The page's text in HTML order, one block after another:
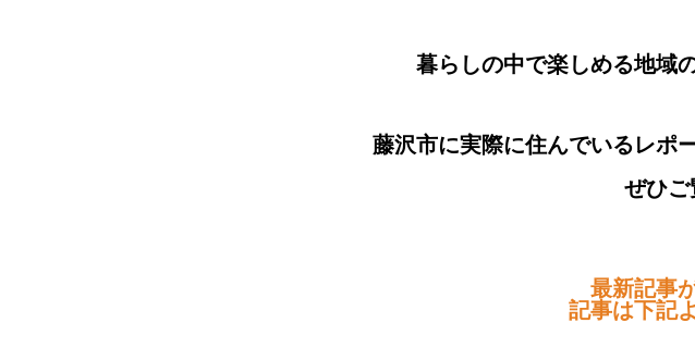
暮らしの中で楽しめる地域
藤沢市に実際に住んでいるレポ
ぜひ
最新記事
記事は下記